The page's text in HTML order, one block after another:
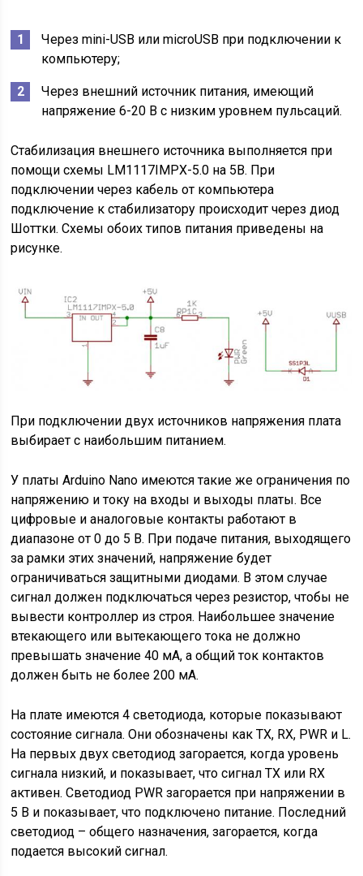
Через mini-USB или microUSB при подключении к
компьютеру;
Через внешний источник питания, имеющий
напряжение 6-20 В с низким уровнем пульсаций.
Стабилизация внешнего источника выполняется при
помощи схемы LM1117IMPX-5.0 на 5В. При
подключении через кабель от компьютера
подключение к стабилизатору происходит через диод
Шоттки. Схемы обоих типов питания приведены на
рисунке.
При подключении двух источников напряжения плата
выбирает с наибольшим питанием.
У платы Arduino Nano имеются такие же ограничения по
напряжению и току на входы и выходы платы. Все
цифровые и аналоговые контакты работают в
диапазоне от 0 до 5 В. При подаче питания, выходящего
за рамки этих значений, напряжение будет
ограничиваться защитными диодами. В этом случае
сигнал должен подключаться через резистор, чтобы не
вывести контроллер из строя. Наибольшее значение
втекающего или вытекающего тока не должно
превышать значение 40 мА, а общий ток контактов
должен быть не более 200 мА.
На плате имеются 4 светодиода, которые показывают
состояние сигнала. Они обозначены как TX, RX, PWR и L.
На первых двух светодиод загорается, когда уровень
сигнала низкий, и показывает, что сигнал TX или RX
активен. Светодиод PWR загорается при напряжении в
5 В и показывает, что подключено питание. Последний
светодиод – общего назначения, загорается, когда
подается высокий сигнал.